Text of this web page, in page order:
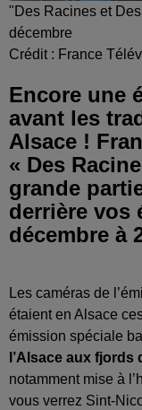
"Des Racines et
décembre
Crédit : France
Encore une
avant les
Alsace !
« Des
grande
derrière vos
décembre à
Les caméras de
étaient en Alsace
émission spéciale
l’Alsace aux fjords
notamment mise à
vous verrez Sint-